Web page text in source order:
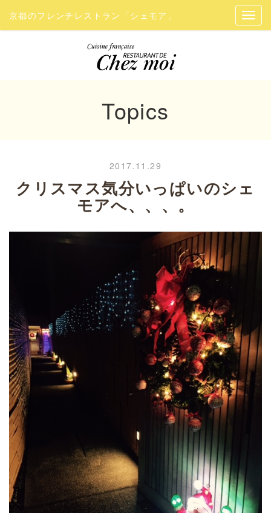
京都のフレンチレストラン「シェモア」
Topics
2017.11.29
クリスマス気分いっぱいのシェ
モアへ、、、。